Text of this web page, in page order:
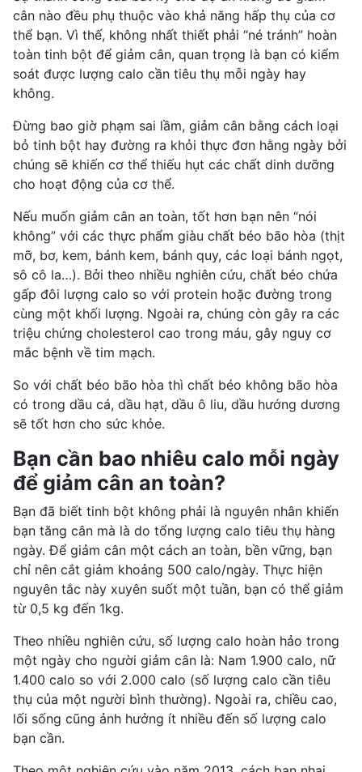
cân nào đều phụ thuộc vào khả năng hấp thụ của cơ
thể bạn. Vì thế, không nhất thiết phải “né tránh” hoàn
toàn tinh bột để giảm cân, quan trọng là bạn có kiểm
soát được lượng calo cần tiêu thụ mỗi ngày hay
không.
Đừng bao giờ phạm sai lầm, giảm cân bằng cách loại
bỏ tinh bột hay đường ra khỏi thực đơn hằng ngày bởi
chúng sẽ khiến cơ thể thiếu hụt các chất dinh dưỡng
cho hoạt động của cơ thể.
Nếu muốn giảm cân an toàn, tốt hơn bạn nên “nói
không” với các thực phẩm giàu chất béo bão hòa (thịt
mỡ, bơ, kem, bánh kem, bánh quy, các loại bánh ngọt,
sô cô la…). Bởi theo nhiều nghiên cứu, chất béo chứa
gấp đôi lượng calo so với protein hoặc đường trong
cùng một khối lượng. Ngoài ra, chúng còn gây ra các
triệu chứng cholesterol cao trong máu, gây nguy cơ
mắc bệnh về tim mạch.
So với chất béo bão hòa thì chất béo không bão hòa
có trong dầu cá, dầu hạt, dầu ô liu, dầu hướng dương
sẽ tốt hơn cho sức khỏe.
Bạn cần bao nhiêu calo mỗi ngày
để giảm cân an toàn?
Bạn đã biết tinh bột không phải là nguyên nhân khiến
bạn tăng cân mà là do tổng lượng calo tiêu thụ hàng
ngày. Để giảm cân một cách an toàn, bền vững, bạn
chỉ nên cắt giảm khoảng 500 calo/ngày. Thực hiện
nguyên tắc này xuyên suốt một tuần, bạn có thể giảm
từ 0,5 kg đến 1kg.
Theo nhiều nghiên cứu, số lượng calo hoàn hảo trong
một ngày cho người giảm cân là: Nam 1.900 calo, nữ
1.400 calo so với 2.000 calo (số lượng calo cần tiêu
thụ của một người bình thường). Ngoài ra, chiều cao,
lối sống cũng ảnh hưởng ít nhiều đến số lượng calo
bạn cần.